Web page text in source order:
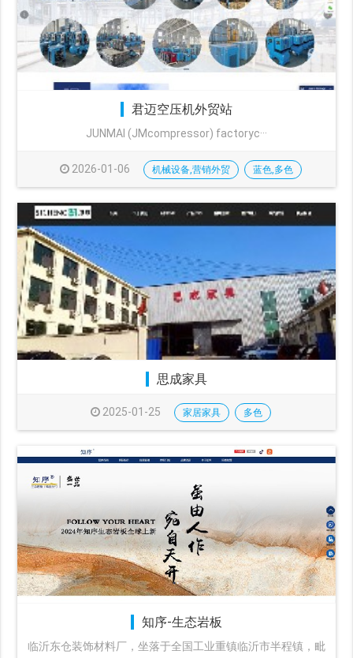
君迈空压机外贸站
JUNMAI (JMcompressor) factoryc···
2026-01-06 机械设备,营销外贸 蓝色,多色
思成家具
2025-01-25 家居家具 多色
知序-生态岩板
临沂东仓装饰材料厂，坐落于全国工业重镇临沂市半程镇，毗